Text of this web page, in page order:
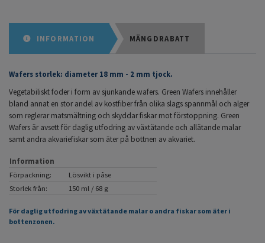
INFORMATION MÄNGDRABATT
Wafers storlek: diameter 18 mm - 2 mm tjock.
Vegetabiliskt foder i form av sjunkande wafers. Green Wafers innehåller
bland annat en stor andel av kostfiber från olika slags spannmål och alger
som reglerar matsmältning och skyddar fiskar mot förstoppning. Green
Wafers är avsett för daglig utfodring av växtätande och allätande malar
samt andra akvariefiskar som äter på bottnen av akvariet.
Information
Förpackning:
Lösvikt i påse
Storlek från:
150 ml / 68 g
För daglig utfodring av växtätande malar o andra fiskar som äter i
bottenzonen.